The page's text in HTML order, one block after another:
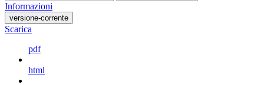
Informazioni
versione-corrente
Scarica
pdf
html